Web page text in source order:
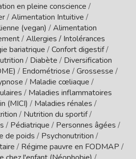
en pleine conscience /
/Alimentation Intuitive /
(vegan) /Alimentation
/Allergies / Intolérances
bariatrique /Confort digestif/
/ Diabète / Diversification
/ Endométriose /Grossesse /
/ Maladie cœliaque /
/ Maladies inflammatoires
(MICI) / Maladies rénales /
/ Nutrition du sportif/
/ Pédiatrique / Personnes âgées /
de poids / Psychonutrition /
/ Régime pauvre en FODMAP /